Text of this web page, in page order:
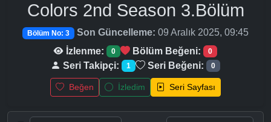
Colors 2nd Season 3.Bölüm
Bölüm No: 3 Son Güncelleme: 09 Aralık 2025, 09:45
İzlenme:
0 Bölüm Beğeni: 0
Seri Takipçi: 1 Seri Beğeni: 0
Beğen İzledim Seri Sayfası